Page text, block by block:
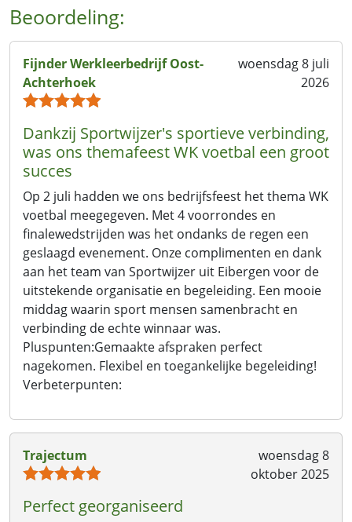
Beoordeling:
Fijnder Werkleerbedrijf Oost-
Achterhoek
woensdag 8 juli
2026
Dankzij Sportwijzer's sportieve verbinding,
was ons themafeest WK voetbal een groot
succes
Op 2 juli hadden we ons bedrijfsfeest het thema WK
voetbal meegegeven. Met 4 voorrondes en
finalewedstrijden was het ondanks de regen een
geslaagd evenement. Onze complimenten en dank
aan het team van Sportwijzer uit Eibergen voor de
uitstekende organisatie en begeleiding. Een mooie
middag waarin sport mensen samenbracht en
verbinding de echte winnaar was.
Pluspunten:Gemaakte afspraken perfect
nagekomen. Flexibel en toegankelijke begeleiding!
Verbeterpunten:
Trajectum
woensdag 8
oktober 2025
Perfect georganiseerd